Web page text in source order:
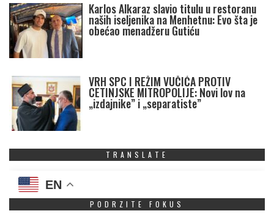
Karlos Alkaraz slavio titulu u restoranu
naših iseljenika na Menhetnu: Evo šta je
obećao menadžeru Gutiću
VRH SPC I REŽIM VUČIĆA PROTIV
CETINJSKE MITROPOLIJE: Novi lov na
„izdajnike” i „separatiste”
TRANSLATE
EN
PODRZITE FOKUS